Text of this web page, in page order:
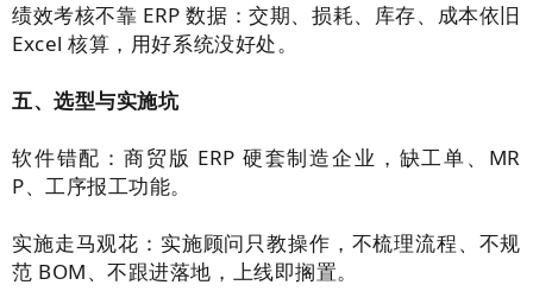
绩效考核不靠 ERP 数据：交期、损耗、库存、成本依旧
Excel 核算，用好系统没好处。
五、选型与实施坑
软件错配：商贸版 ERP 硬套制造企业，缺工单、MR
P、工序报工功能。
实施走马观花：实施顾问只教操作，不梳理流程、不规
范 BOM、不跟进落地，上线即搁置。